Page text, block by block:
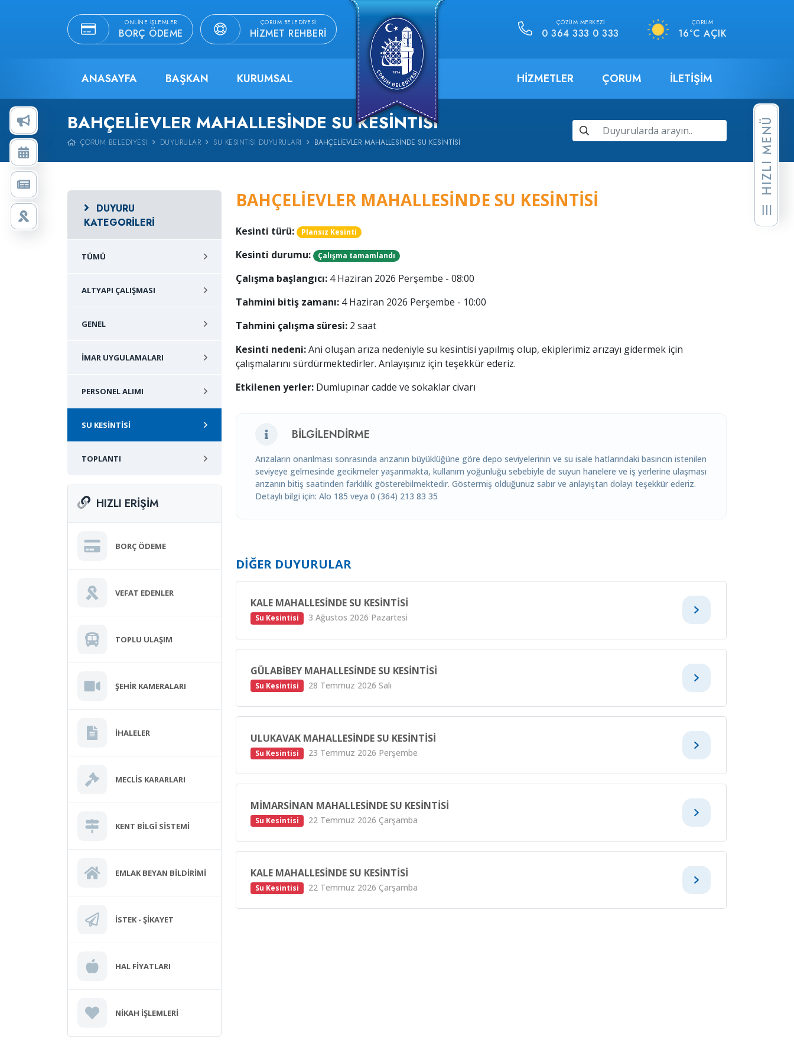
ONLINE İŞLEMLER
BORÇ ÖDEME
ÇORUM BELEDIYESI
HIZMET REHBERI
ÇÖZÜM MERKEZI
0 364 333 0 333
ÇORUM
16°C AÇIK
ANASAYFA BAŞKAN KURUMSAL HIZMETLER ÇORUM İLETIŞIM
BAHÇELIEVLER MAHALLESINDE SU KESINTISI
ÇORUM BELEDIYESI DUYURULAR SU KESINTISI DUYURULARI BAHÇELIEVLER MAHALLESINDE SU KESINTISI
DUYURU
KATEGORILERI
TÜMÜ
ALTYAPI ÇALIŞMASI
GENEL
İMAR UYGULAMALARI
PERSONEL ALIMI
SU KESINTISI
TOPLANTI
HIZLI ERIŞIM
BORÇ ÖDEME
VEFAT EDENLER
TOPLU ULAŞIM
ŞEHIR KAMERALARI
İHALELER
MECLIS KARARLARI
KENT BILGI SISTEMI
EMLAK BEYAN BILDIRIMI
İSTEK - ŞIKAYET
HAL FIYATLARI
NIKAH İŞLEMLERI
BAHÇELIEVLER MAHALLESINDE SU KESINTISI
Kesinti türü: Plansız Kesinti
Kesinti durumu: Çalışma tamamlandı
Çalışma başlangıcı: 4 Haziran 2026 Perşembe - 08:00
Tahmini bitiş zamanı: 4 Haziran 2026 Perşembe - 10:00
Tahmini çalışma süresi: 2 saat
Kesinti nedeni:Ani oluşan arıza nedeniyle su kesintisi yapılmış olup, ekiplerimiz arızayı gidermek için
çalışmalarını sürdürmektedirler. Anlayışınız için teşekkür ederiz.
Etkilenen yerler: Dumlupınar cadde ve sokaklar civarı
BILGILENDIRME
Arızaların onarılması sonrasında arızanın büyüklüğüne göre depo seviyelerinin ve su isale hatlarındaki basıncın istenilen
seviyeye gelmesinde gecikmeler yaşanmakta, kullanım yoğunluğu sebebiyle de suyun hanelere ve iş yerlerine ulaşması
arızanın bitiş saatinden farklılık gösterebilmektedir. Göstermiş olduğunuz sabır ve anlayıştan dolayı teşekkür ederiz.
Detaylı bilgi için: Alo 185 veya 0 (364) 213 83 35
DIĞER DUYURULAR
KALE MAHALLESINDE SU KESINTISI
Su Kesintisi 3 Ağustos 2026 Pazartesi
GÜLABIBEY MAHALLESINDE SU KESINTISI
Su Kesintisi 28 Temmuz 2026 Salı
ULUKAVAK MAHALLESINDE SU KESINTISI
Su Kesintisi 23 Temmuz 2026 Perşembe
MIMARSINAN MAHALLESINDE SU KESINTISI
Su Kesintisi 22 Temmuz 2026 Çarşamba
KALE MAHALLESINDE SU KESINTISI
Su Kesintisi 22 Temmuz 2026 Çarşamba
HIZLI MENÜ